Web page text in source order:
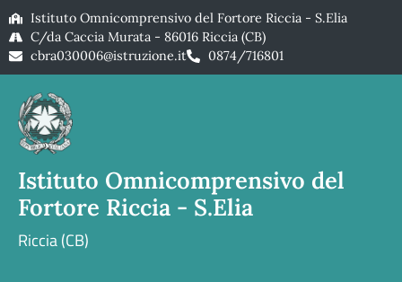
Istituto Omnicomprensivo del Fortore Riccia - S.Elia
C/da Caccia Murata - 86016 Riccia (CB)
cbra030006@istruzione.it
0874/716801
Istituto Omnicomprensivo del
Fortore Riccia - S.Elia
Riccia (CB)